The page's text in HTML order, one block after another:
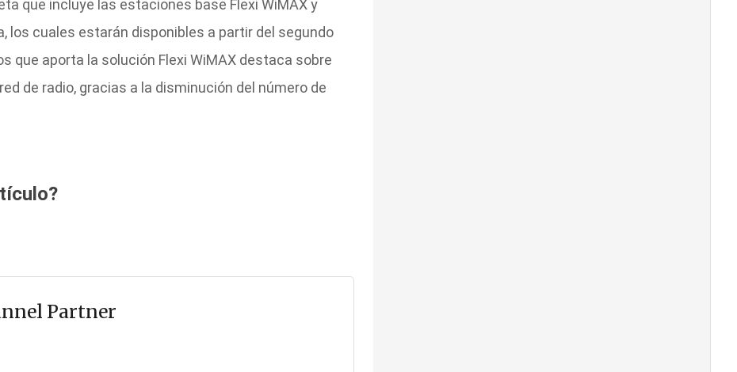
que incluye las estaciones base Flexi WiMAX y
los cuales estarán disponibles a partir del segundo
que aporta la solución Flexi WiMAX destaca sobre
de radio, gracias a la disminución del número de
Partner